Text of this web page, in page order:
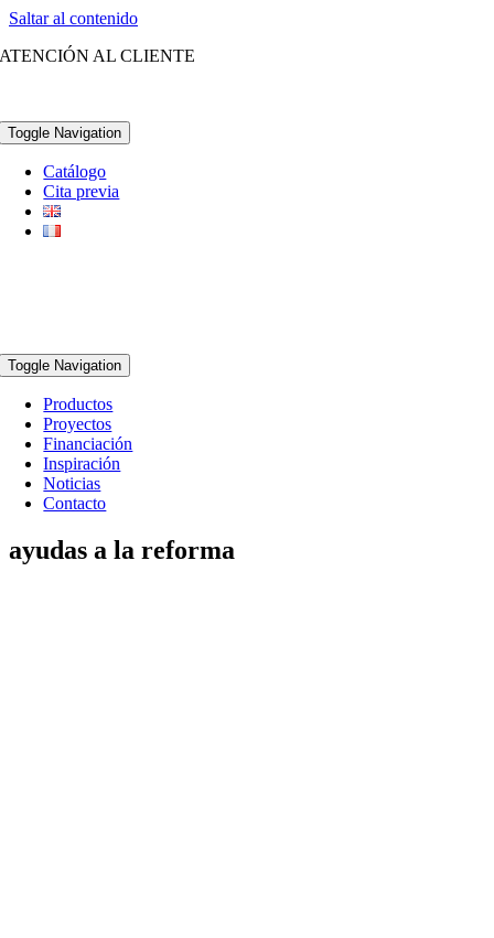
Saltar al contenido
ATENCIÓN AL CLIENTE
Toggle Navigation
Catálogo
Cita previa
Toggle Navigation
Productos
Proyectos
Financiación
Inspiración
Noticias
Contacto
ayudas a la reforma